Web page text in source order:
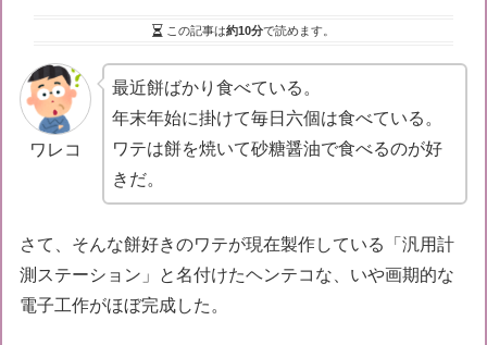
この記事は約10分で読めます。
ワレコ
最近餅ばかり食べている。
年末年始に掛けて毎日六個は食べている。
ワテは餅を焼いて砂糖醤油で食べるのが好
きだ。
さて、そんな餅好きのワテが現在製作している「汎用計
測ステーション」と名付けたヘンテコな、いや画期的な
電子工作がほぼ完成した。